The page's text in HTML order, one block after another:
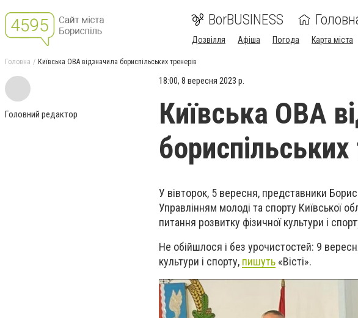
BorBUSINESS
Дозвілля Афіша Погода Карта міста
Головна Київська ОВА відзначила бориспільських тренерів
Головний редактор
18:00, 8 вересня 2023 р.
Київська ОВА
бориспільських
У вівторок, 5 вересня, представники
Управлінням молоді та спорту Київської
питання розвитку фізичної культури і
Не обійшлося і без урочистостей: 9
культури і спорту, пишуть «Вісті».